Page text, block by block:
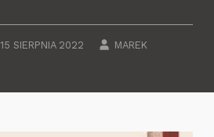
15 SIERPNIA 2022 MAREK